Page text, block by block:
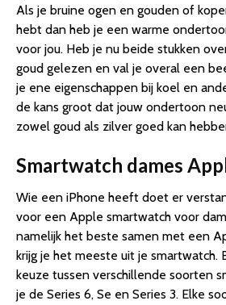
Als je bruine ogen en gouden of
hebt dan heb je een warme
voor jou. Heb je nu beide stukken
goud gelezen en val je overal een
je ene eigenschappen bij koel en
de kans groot dat jouw ondertoon
zowel goud als zilver goed kan
Smartwatch dames
Wie een iPhone heeft doet er
voor een Apple smartwatch voor
namelijk het beste samen met een
krijg je het meeste uit je smartwatch.
keuze tussen verschillende soorten
je de Series 6, Se en Series 3. Elke